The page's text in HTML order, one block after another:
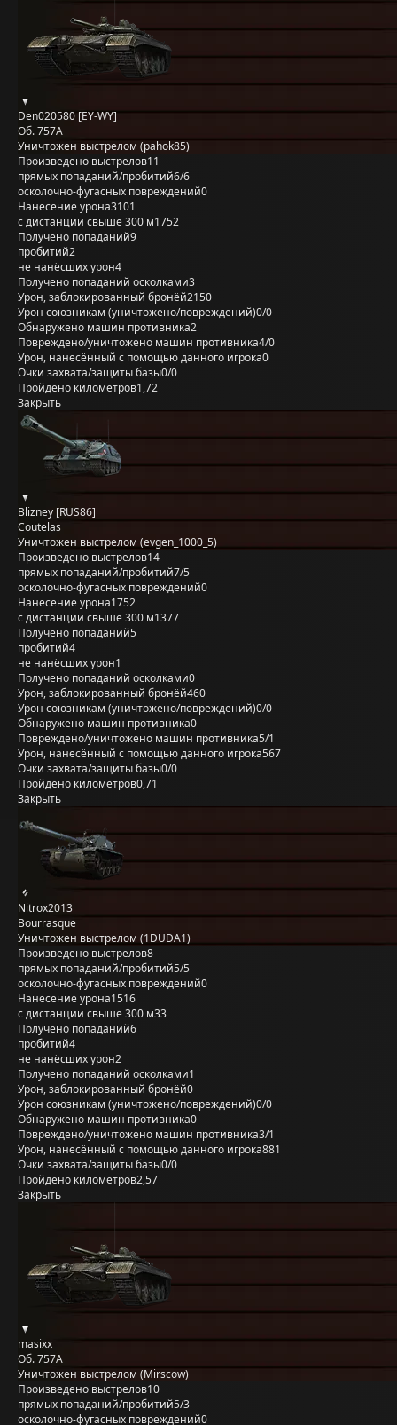
Den020580 [EY-WY]
Об. 757А
Уничтожен выстрелом (pahok85)
Произведено выстрелов11
прямых попаданий/пробитий6/6
осколочно-фугасных повреждений0
Нанесение урона3101
с дистанции свыше 300 м1752
Получено попаданий9
пробитий2
не нанёсших урон4
Получено попаданий осколками3
Урон, заблокированный бронёй2150
Урон союзникам (уничтожено/повреждений)0/0
Обнаружено машин противника2
Повреждено/уничтожено машин противника4/0
Урон, нанесённый с помощью данного игрока0
Очки захвата/защиты базы0/0
Пройдено километров1,72
Закрыть
Blizney [RUS86]
Coutelas
Уничтожен выстрелом (evgen_1000_5)
Произведено выстрелов14
прямых попаданий/пробитий7/5
осколочно-фугасных повреждений0
Нанесение урона1752
с дистанции свыше 300 м1377
Получено попаданий5
пробитий4
не нанёсших урон1
Получено попаданий осколками0
Урон, заблокированный бронёй460
Урон союзникам (уничтожено/повреждений)0/0
Обнаружено машин противника0
Повреждено/уничтожено машин противника5/1
Урон, нанесённый с помощью данного игрока567
Очки захвата/защиты базы0/0
Пройдено километров0,71
Закрыть
Nitrox2013
Bourrasque
Уничтожен выстрелом (1DUDA1)
Произведено выстрелов8
прямых попаданий/пробитий5/5
осколочно-фугасных повреждений0
Нанесение урона1516
с дистанции свыше 300 м33
Получено попаданий6
пробитий4
не нанёсших урон2
Получено попаданий осколками1
Урон, заблокированный бронёй0
Урон союзникам (уничтожено/повреждений)0/0
Обнаружено машин противника0
Повреждено/уничтожено машин противника3/1
Урон, нанесённый с помощью данного игрока881
Очки захвата/защиты базы0/0
Пройдено километров2,57
Закрыть
masixx
Об. 757А
Уничтожен выстрелом (Mirscow)
Произведено выстрелов10
прямых попаданий/пробитий5/3
осколочно-фугасных повреждений0